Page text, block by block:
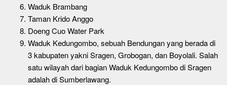
Waduk Brambang
Taman Krido Anggo
Doeng Cuo Water Park
Waduk Kedungombo, sebuah Bendungan yang berada di
3 kabupaten yakni Sragen, Grobogan, dan Boyolali. Salah
satu wilayah dari bagian Waduk Kedungombo di Sragen
adalah di Sumberlawang.